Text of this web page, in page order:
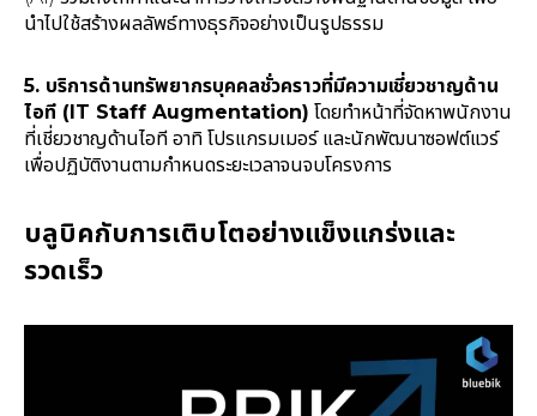
นำไปใช้สร้างผลลัพธ์ทางธุรกิจอย่างเป็นรูปธรรม
5. บริการด้านทรัพยากรบุคคลชั่วคราวที่มีความเชี่ยวชาญด้าน
ไอที (IT Staff Augmentation) โดยทำหน้าที่จัดหาพนักงาน
ที่เชี่ยวชาญด้านไอที อาทิ โปรแกรมเมอร์ และนักพัฒนาซอฟต์แวร์
เพื่อปฏิบัติงานตามกำหนดระยะเวลาจนจบโครงการ
บลูบิคกับการเติบโตอย่างแข็งแกร่งและ
รวดเร็ว